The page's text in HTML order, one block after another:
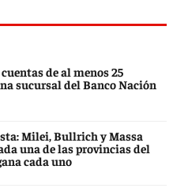
de al menos 25
sucursal del Banco Nación
Milei, Bullrich y Massa
una de las provincias del
cada uno